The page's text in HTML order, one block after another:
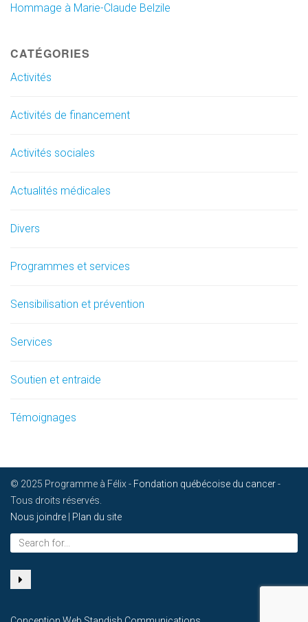
Hommage à Marie-Claude Belzile
CATÉGORIES
Activités
Activités de financement
Activités sociales
Actualités médicales
Divers
Programmes et services
Sensibilisation et prévention
Services
Soutien et entraide
Témoignages
© 2025 Programme à Félix - Fondation québécoise du cancer-
Tous droits réservés.
Nous joindre
Plan du site
Search
for...